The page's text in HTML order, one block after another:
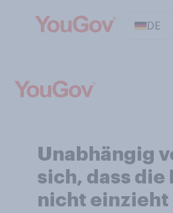
DE
Unabhängig
sich, dass die
nicht einzieht